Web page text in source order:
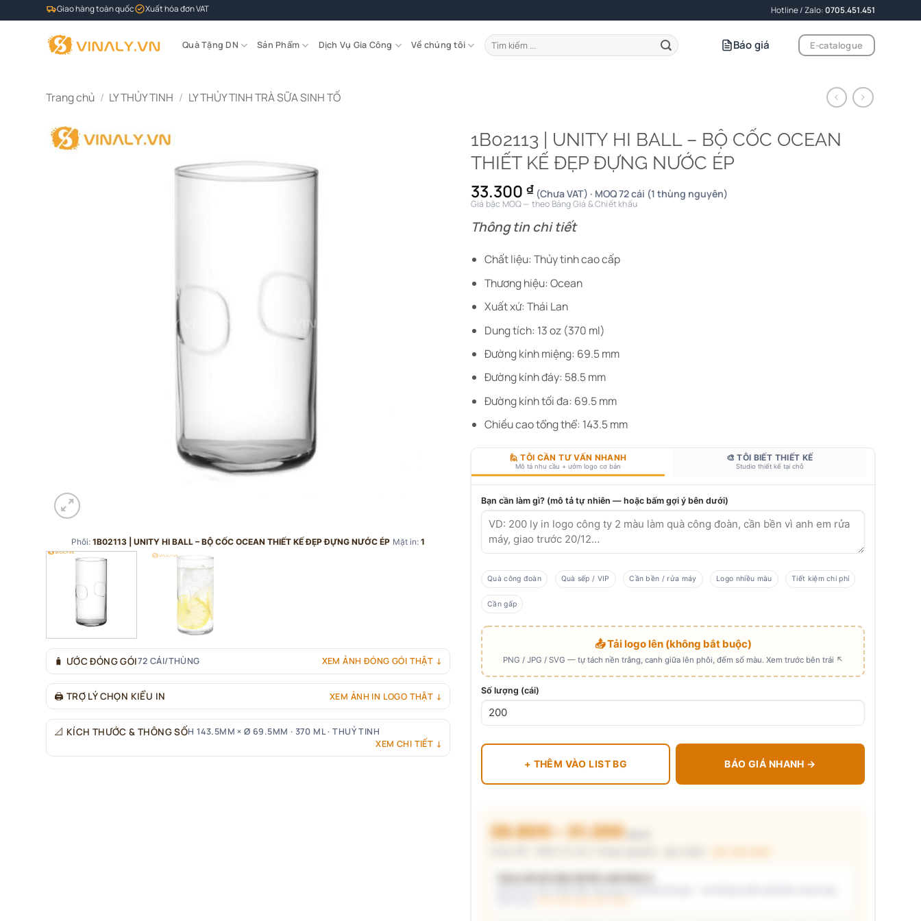
qua
Giao hàng toàn quốc Xuất hóa đơn VAT Hotline / Zalo:0705.451.451
Quà Tặng DN Sản Phẩm Dịch Vụ Gia Công Về chúng tôi
Tìm
kiếm:
Báo giá E-catalogue
Trang chủ / LY THỦY TINH / LY THỦY TINH TRÀ SỮA SINH TỐ
Phôi: 1B02113 | UNITY HI BALL – BỘ CỐC OCEAN THIẾT KẾ ĐẸP ĐỰNG NƯỚC ÉP Mặt in: 1
🧳 ƯỚC ĐÓNG GÓI72 CÁI/THÙNG XEM ẢNH ĐÓNG GÓI THẬT ↓
🖨 TRỢ LÝ CHỌN KIỂU IN XEM ẢNH IN LOGO THẬT ↓
📐 KÍCH THƯỚC & THÔNG SỐH 143.5MM × Ø 69.5MM · 370 ML · THUỶ TINH
XEM CHI TIẾT ↓
1B02113 | UNITY HI BALL – BỘ CỐC OCEAN
THIẾT KẾ ĐẸP ĐỰNG NƯỚC ÉP
33.300 ₫ (Chưa VAT) · MOQ 72 cái (1 thùng nguyên)
Giá bậc MOQ — theo Bảng Giá & Chiết khấu
Thông tin chi tiết
Chất liệu: Thủy tinh cao cấp
Thương hiệu: Ocean
Xuất xứ: Thái Lan
Dung tích: 13 oz (370 ml)
Đường kính miệng: 69.5 mm
Đường kính đáy: 58.5 mm
Đường kính tối đa: 69.5 mm
Chiều cao tổng thể: 143.5 mm
🙋 TÔI CẦN TƯ VẤN NHANH
Mô tả nhu cầu + ướm logo cơ bản
🎨 TÔI BIẾT THIẾT KẾ
Studio thiết kế tại chỗ
Bạn cần làm gì? (mô tả tự nhiên — hoặc bấm gợi ý bên dưới)
Quà công đoàn Quà sếp / VIP Cần bền / rửa máy Logo nhiều màu Tiết kiệm chi phí
Cần gấp
📤 Tải logo lên (không bắt buộc)
PNG / JPG / SVG — tự tách nền trắng, canh giữa lên phôi, đếm số màu. Xem trước bên trái ↖
Số lượng (cái)
+ THÊM VÀO LIST BG BÁO GIÁ NHANH →
28.800 – 31.200